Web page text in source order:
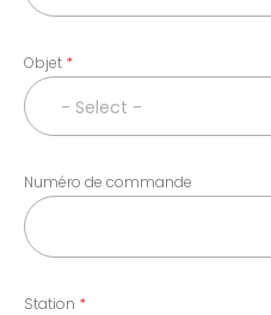
Objet
- Select -
Numéro de commande
Station